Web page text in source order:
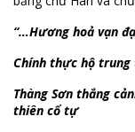
“…Hương hoả vạn
Chính thực hộ trung
Thàng Sơn thắng
thiên cổ tự